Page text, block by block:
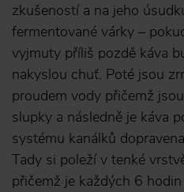
zkušeností a na jeho
fermentované várky –
vyjmuty příliš pozdě káva
nakyslou chuť. Poté jsou
proudem vody přičemž
slupky a následně je káva
systému kanálků
Tady si poleží v tenké
přičemž je každých 6